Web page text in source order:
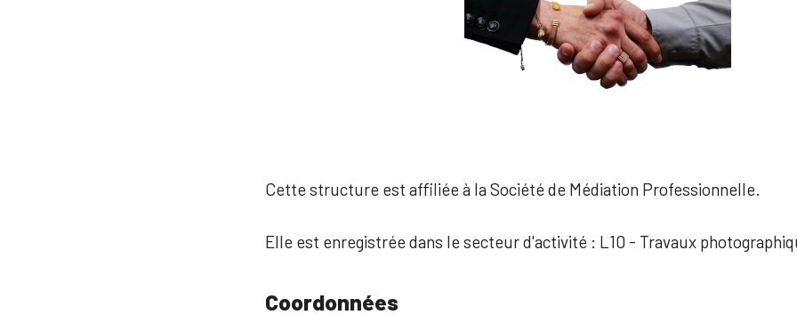
Cette structure est affiliée à la Société de Médiation Professionnelle.
Elle est enregistrée dans le secteur d'activité : L10 - Travaux
Coordonnées